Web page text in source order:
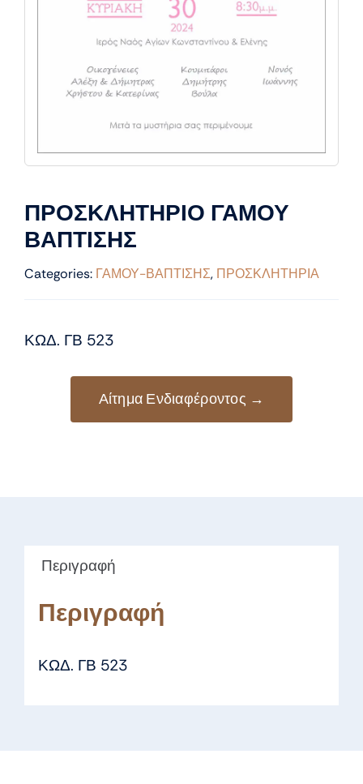
ΠΡΟΣΚΛΗΤΗΡΙΟ ΓΑΜΟΥ
ΒΑΠΤΙΣΗΣ
Categories: ΓΑΜΟΥ-ΒΑΠΤΙΣΗΣ, ΠΡΟΣΚΛΗΤΗΡΙΑ
ΚΩΔ. ΓΒ 523
Αίτημα Ενδιαφέροντος →
Περιγραφή
Περιγραφή
ΚΩΔ. ΓΒ 523